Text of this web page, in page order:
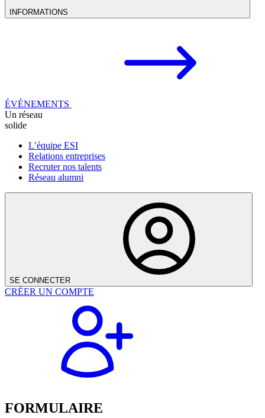
INFORMATIONS
ÉVÉNEMENTS
Un réseau
solide
L’équipe ESI
Relations entreprises
Recruter nos talents
Réseau alumni
SE CONNECTER
CRÉER UN COMPTE
FORMULAIRE